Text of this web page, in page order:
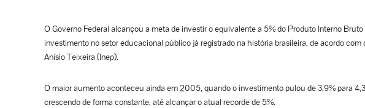
O Governo Federal alcançou a meta de investir o equivalente a 5% do Produto Interno
investimento no setor educacional público já registrado na história brasileira, de acordo
Anísio Teixeira (Inep).
O maior aumento aconteceu ainda em 2005, quando o investimento pulou de 3,9% para
crescendo de forma constante, até alcançar o atual recorde de 5%.